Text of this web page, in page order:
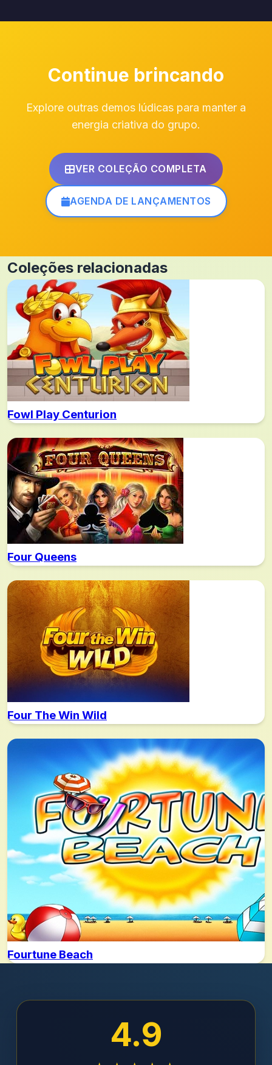
Continue brincando
Explore outras demos lúdicas para manter a
energia criativa do grupo.
VER COLEÇÃO COMPLETA
AGENDA DE LANÇAMENTOS
Coleções relacionadas
Fowl Play Centurion
Four Queens
Four The Win Wild
Fourtune Beach
4.9